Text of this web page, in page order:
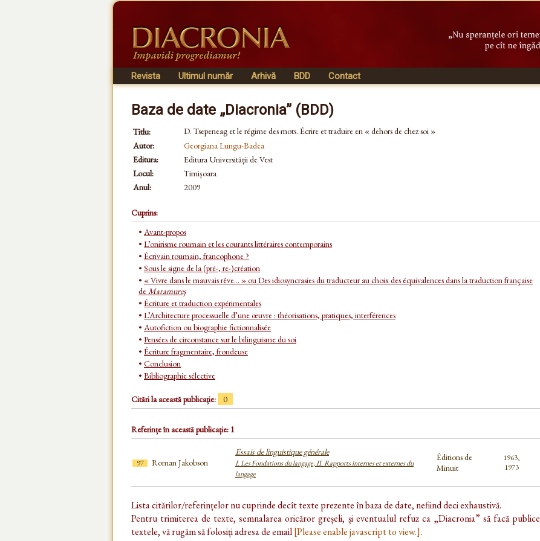
Revista Ultimul număr Arhivă BDD Contact
Baza de date „Diacronia” (BDD)
Titlu:
D. Tsepeneag et le régime des mots. Écrire et traduire en « dehors de chez soi »
Autor:
Georgiana Lungu-Badea
Editura:
Editura Universității de Vest
Locul:
Timișoara
Anul:
2009
Cuprins:
• Avant-propos
• L’onirisme roumain et les courants littéraires contemporains
• Écrivain roumain, francophone ?
• Sous le signe de la (pré-, re-)création
• « Vivre dans le mauvais rêve... » ou Des idiosyncrasies du traducteur au choix des équivalences dans la traduction française
deMaramureş
• Écriture et traduction expérimentales
• L’Architecture processuelle d’une œuvre : théorisations, pratiques, interférences
• Autofiction ou biographie fictionnalisée
• Pensées de circonstance sur le bilinguisme du soi
• Écriture fragmentaire, frondeuse
• Conclusion
• Bibliographie sélective
Citări la această publicație: 0
Referințe în această publicație: 1
97 Roman Jakobson
Essais de linguistique générale
I. Les Fondations du langage, II. Rapports internes et externes du
langage
Éditions de
Minuit
1963,
1973
Lista citărilor/referințelor nu cuprinde decît texte prezente în baza de date, nefiind deci exhaustivă.
Pentru trimiterea de texte, semnalarea oricăror greșeli, și eventualul refuz ca „Diacronia” să facă publice
textele, vă rugăm să folosiți adresa de email[Please enable javascript to view.].